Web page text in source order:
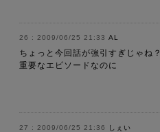
2009/06/25 21:33 AL
ちょっと今回話が強引すぎじゃね？
重要なエピソードなのに
2009/06/25 21:36 しぇい